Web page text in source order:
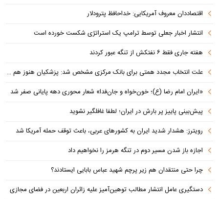
اقتصاددان معروف آمریکایی: خداحافظ پترودلار
انتشار اخبار جعلی توسط ترامپ یک استراتژی شکست خورده است
هفته جاری فقط ۶ نفتکش از تنگه عبور کردند
علت انتخاب مجدد همتی برای بانک مرکزی مشخص شد: پزشکیان هنوز هم متوجه نشده است چرا همتی استیضاح شد!
«ایران امام رضا (ع)؛ خون‌خواه و جان‌فدا» شعار محوری دهه پایانی صفر شد
پیش‌بینی پاییز پر بارش در ایران؛ لطفا غافلگیر نشوید
رویترز: هشدار شدید ایران به کشورهای عربی، باعث توقف حمله آمریکا شد
اجازه باز شدن مسیر دوم در تنگه هرمز را نخواهیم داد
چرا حتی منتقدان هم زیر پرچم شهید عباس بابایی ایستادند؟
دستگیری عامل انتشار مطالب توهین‌آمیز علیه زائران اربعین در فضای مجازی